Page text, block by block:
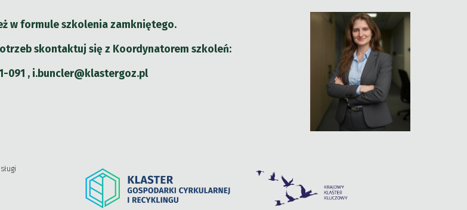
w formule szkolenia zamkniętego.
skontaktuj się z Koordynatorem szkoleń:
091 , i.buncler@klastergoz.pl